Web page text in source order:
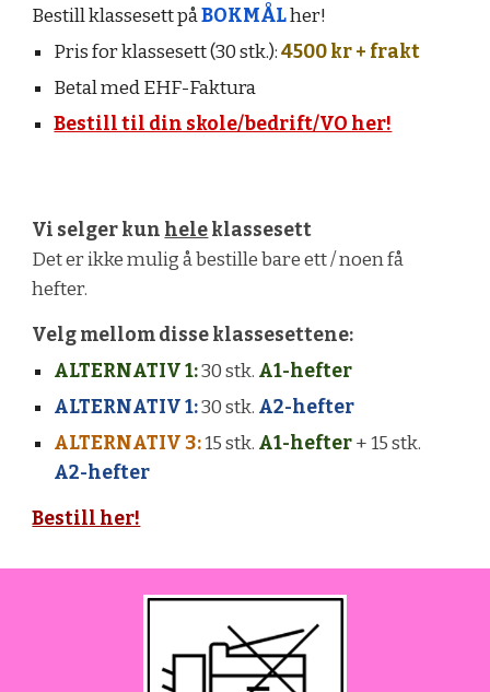
Bestill klassesett påBOKMÅLher!
Pris for klassesett (30 stk.):4500 kr + frakt
Betal med EHF-Faktura
Bestill til din skole/bedrift/VO her!
Vi selger kun heleklassesett
Det er ikke mulig å bestille bare ett / noen få
hefter.
Velg mellom disse klassesettene:
ALTERNATIV 1:30 stk. A1-hefter
ALTERNATIV 1:30 stk. A2-hefter
ALTERNATIV 3:15 stk. A1-hefter+ 15 stk.
A2-hefter
Bestill her!